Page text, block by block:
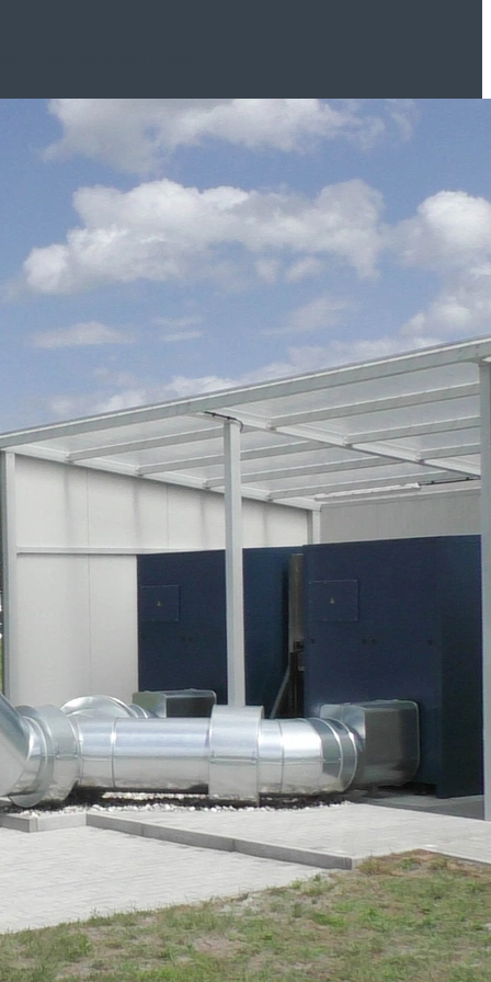
Durch eine von Haver...
werden zunehmend zu aktiven Bestandteilen